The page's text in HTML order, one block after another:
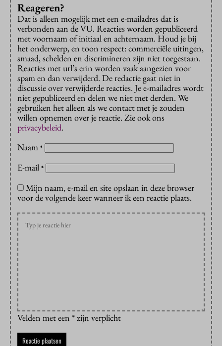
Reageren?
Dat is alleen mogelijk met een e-mailadres dat is
verbonden aan de VU. Reacties worden gepubliceerd
met voornaam of initiaal en achternaam. Houd je bij
het onderwerp, en toon respect: commerciële uitingen,
smaad, schelden en discrimineren zijn niet toegestaan.
Reacties met url’s erin worden vaak aangezien voor
spam en dan verwijderd. De redactie gaat niet in
discussie over verwijderde reacties. Je e-mailadres wordt
niet gepubliceerd en delen we niet met derden. We
gebruiken het alleen als we contact met je zouden
willen opnemen over je reactie. Zie ook ons
privacybeleid.
Naam *
E-mail *
Mijn naam, e-mail en site opslaan in deze browser
voor de volgende keer wanneer ik een reactie plaats.
Velden met een * zijn verplicht